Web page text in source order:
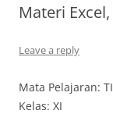
Materi Excel,
Leave a reply
Mata Pelajaran:
Kelas: XI